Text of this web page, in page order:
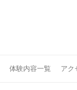
体験内容一覧 アク